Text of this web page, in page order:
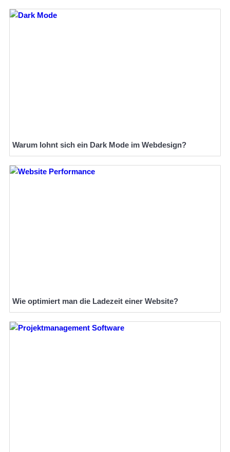
Warum lohnt sich ein Dark Mode im Webdesign?
Wie optimiert man die Ladezeit einer Website?